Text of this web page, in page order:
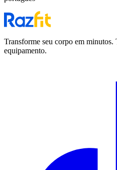
Transforme seu corpo em minutos.
equipamento.